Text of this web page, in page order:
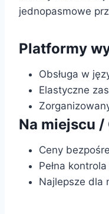
jednopasmowe
Platformy
Obsługa w
Elastyczne
Na miejscu
Ceny
Pełna
Najlepsze dla